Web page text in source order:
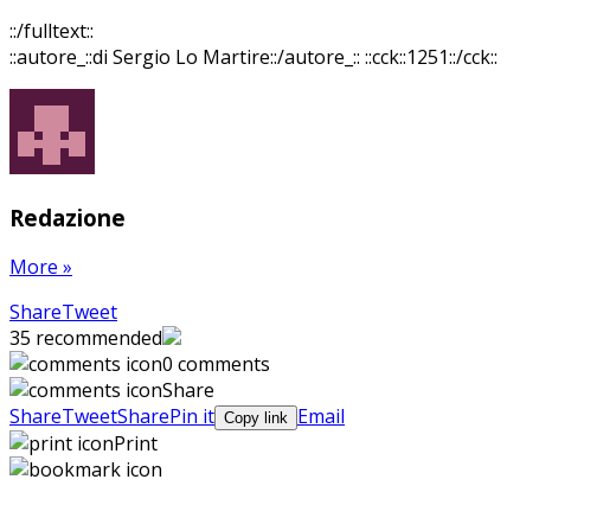
::/fulltext::
::autore_::di Sergio Lo Martire::/autore_:: ::cck::1251::/cck::
Redazione
More »
ShareTweetShare
on
Google+
Pin
on
Pinterest
Send
with
WhatsApp
35 recommended
0 comments
Share
ShareTweetSharePin it Copy link Email
Print